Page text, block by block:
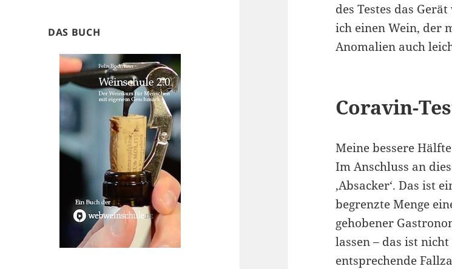
DAS BUCH
des Testes das
ich einen Wein, der
Anomalien auch
Coravin-
Meine bessere
Im Anschluss an
‚Absacker‘. Das ist
begrenzte Menge
gehobener
lassen – das ist
entsprechende